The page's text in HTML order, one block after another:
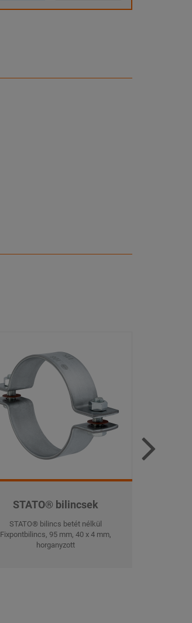
STATO® bilincsek
STATO® bilincs betét nélkül
Fixpontbilincs, 95 mm, 40 x 4 mm,
horganyzott